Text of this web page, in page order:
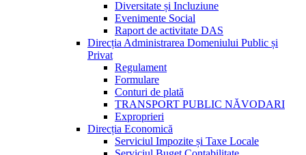
Diversitate și Incluziune
Evenimente Social
Raport de activitate DAS
Direcția Administrarea Domeniului Public și
Privat
Regulament
Formulare
Conturi de plată
TRANSPORT PUBLIC NĂVODARI
Exproprieri
Direcția Economică
Serviciul Impozite și Taxe Locale